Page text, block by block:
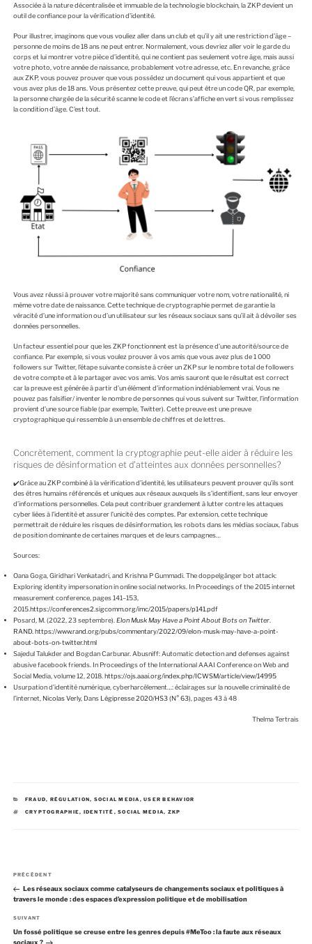
Associée à la nature décentralisée et immuable de la technologie blockchain, la ZKP devient un
outil de confiance pour la vérification d’identité.
Pour illustrer, imaginons que vous vouliez aller dans un club et qu’il y ait une restriction d’âge –
personne de moins de 18 ans ne peut entrer. Normalement, vous devriez aller voir le garde du
corps et lui montrer votre pièce d’identité, qui ne contient pas seulement votre âge, mais aussi
votre photo, votre année de naissance, probablement votre adresse, etc. En revanche, grâce
aux ZKP, vous pouvez prouver que vous possédez un document qui vous appartient et que
vous avez plus de 18 ans. Vous présentez cette preuve, qui peut être un code QR, par exemple,
la personne chargée de la sécurité scanne le code et l’écran s’affiche en vert si vous remplissez
la condition d’âge. C’est tout.
Vous avez réussi à prouver votre majorité sans communiquer votre nom, votre nationalité, ni
même votre date de naissance. Cette technique de cryptographie permet de garantie la
véracité d’une information ou d’un utilisateur sur les réseaux sociaux sans qu’il ait à dévoiler ses
données personnelles.
Un facteur essentiel pour que les ZKP fonctionnent est la présence d’une autorité/source de
confiance. Par exemple, si vous voulez prouver à vos amis que vous avez plus de 1 000
followers sur Twitter, l’étape suivante consiste à créer un ZKP sur le nombre total de followers
de votre compte et à le partager avec vos amis. Vos amis sauront que le résultat est correct
car la preuve est générée à partir d’un élément d’information indéniablement vrai. Vous ne
pouvez pas falsifier/ inventer le nombre de personnes qui vous suivent sur Twitter, l’information
provient d’une source fiable (par exemple, Twitter). Cette preuve est une preuve
cryptographique qui ressemble à un ensemble de chiffres et de lettres.
Concrètement, comment la cryptographie peut-elle aider à réduire les
risques de désinformation et d’atteintes aux données personnelles?
✔️Grâce au ZKP combiné à la vérification d’identité, les utilisateurs peuvent prouver qu’ils sont
des êtres humains référencés et uniques aux réseaux auxquels ils s’identifient, sans leur envoyer
d’informations personnelles. Cela peut contribuer grandement à lutter contre les attaques
cyber liées à l’identité et assurer l’unicité des comptes. Par extension, cette technique
permettrait de réduire les risques de désinformation, les robots dans les médias sociaux, l’abus
de position dominante de certaines marques et de leurs campagnes…
Sources:
Oana Goga, Giridhari Venkatadri, and Krishna P Gummadi. The doppelgänger bot attack:
Exploring identity impersonation in online social networks. In Proceedings of the 2015 internet
measurement conference, pages 141–153,
2015.https://conferences2.sigcomm.org/imc/2015/papers/p141.pdf
Posard, M. (2022, 23 septembre). Elon Musk May Have a Point About Bots on Twitter.
RAND. https://www.rand.org/pubs/commentary/2022/09/elon-musk-may-have-a-point-
about-bots-on-twitter.html
Sajedul Talukder and Bogdan Carbunar. Abusniff: Automatic detection and defenses against
abusive facebook friends. In Proceedings of the International AAAI Conference on Web and
Social Media, volume 12, 2018. https://ojs.aaai.org/index.php/ICWSM/article/view/14995
Usurpation d’identité numérique, cyberharcèlement…: éclairages sur la nouvelle criminalité de
l’internet, Nicolas Verly, Dans Légipresse 2020/HS3 (N° 63) , pages 43 à 48
Thelma Tertrais
C
T
FRAUD, RÉGULATION, SOCIAL MEDIA ,USER BEHAVIOR
É
E
CRYPTOGRAPHIE, IDENTITÉ ,SOCIAL MEDIA, ZKP
v
g
a
t
A
r
t
c
l
PRÉCÉDENT
Les réseaux sociaux comme catalyseurs de changements sociaux et politiques à
travers le monde : des espaces d’expression politique et de mobilisation
A
r
t
SUIVANT
Un fossé politique se creuse entre les genres depuis #MeToo : la faute aux réseaux
sociaux ?